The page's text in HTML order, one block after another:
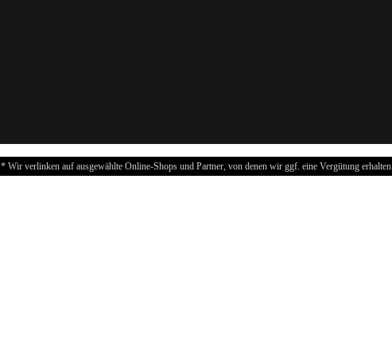
* Wir verlinken auf ausgewählte Online-Shops und Partner, von denen wir ggf. eine Vergütung erhalten.